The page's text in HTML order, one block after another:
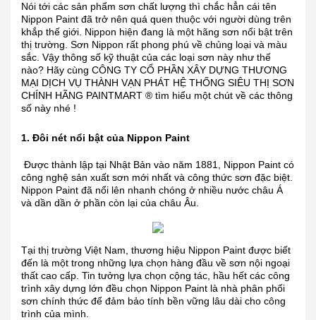
Nói tới các sản phẩm sơn chất lượng thì chắc hẳn cái tên
Nippon Paint đã trở nên quá quen thuộc với người dùng trên
khắp thế giới. Nippon hiện đang là một hãng sơn nổi bật trên
thị trường. Sơn Nippon rất phong phú về chủng loại và màu
sắc. Vậy thông số kỹ thuật của các loại sơn này như thế
nào? Hãy cùng CÔNG TY CỔ PHẦN XÂY DỰNG THƯƠNG
MẠI DỊCH VỤ THÀNH VẠN PHÁT HỆ THỐNG SIÊU THỊ SƠN
CHÍNH HÃNG PAINTMART ® tìm hiểu một chút về các thông
số này nhé !
1. Đôi nét nổi bật của Nippon Paint
Được thành lập tại Nhật Bản vào năm 1881, Nippon Paint có
công nghệ sản xuất sơn mới nhất và công thức sơn đặc biệt.
Nippon Paint đã nổi lên nhanh chóng ở nhiều nước châu Á
và dần dần ở phần còn lại của châu Âu.
Tại thị trường Việt Nam, thương hiệu Nippon Paint được biết
đến là một trong những lựa chọn hàng đầu về sơn nội ngoại
thất cao cấp. Tin tưởng lựa chọn cộng tác, hầu hết các công
trình xây dựng lớn đều chọn Nippon Paint là nhà phân phối
sơn chính thức để đảm bảo tính bền vững lâu dài cho công
trình của mình.